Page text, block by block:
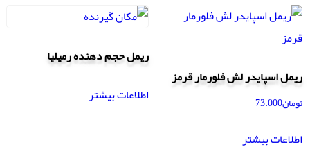
ریمل اسپایدر لش فلورمار قرمز
تومان73.000
اطلاعات بیشتر
ریمل حجم دهنده رمیلیا
اطلاعات بیشتر